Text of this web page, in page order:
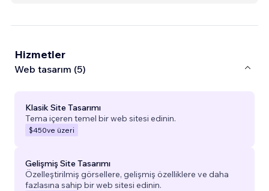
Hizmetler
Web tasarım (5)
Klasik Site Tasarımı
Tema içeren temel bir web sitesi edinin.
$450ve üzeri
Gelişmiş Site Tasarımı
Özelleştirilmiş görsellere, gelişmiş özelliklere ve daha
fazlasına sahip bir web sitesi edinin.